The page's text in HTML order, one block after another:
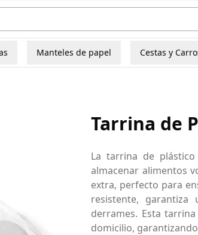
Manteles de papel Cestas y
Tarrina de
La tarrina de plástico
almacenar alimentos
extra, perfecto para
resistente,
derrames. Esta
domicilio,